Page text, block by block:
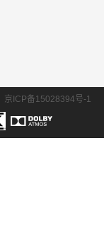
京ICP备15028394号-1